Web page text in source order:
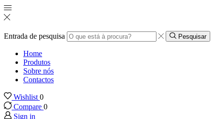
Entrada de pesquisa Pesquisar
Home
Produtos
Sobre nós
Contactos
Wishlist 0
Compare 0
Sign in